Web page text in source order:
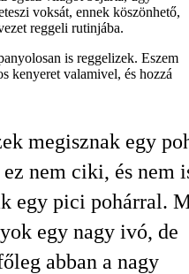
voksát, ennek köszönhető,
reggeli rutinjába.
is reggelizek. Eszem
kenyeret valamivel, és hozzá
megisznak egy
nem ciki, és nem
egy pici pohárral.
egy nagy ivó, de
abban a nagy